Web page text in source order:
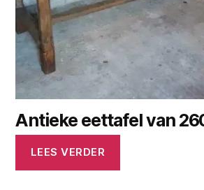
Antieke eettafel van
LEES VERDER